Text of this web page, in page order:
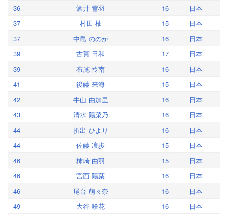
36
酒井 雪羽 16
日本
37
村田 柚 15
日本
37
中島 ののか 16
日本
39
古賀 日和 17
日本
39
布施 怜南 16
日本
41
後藤 来海 15
日本
42
牛山 由加里 16
日本
43
清水 陽菜乃 16
日本
44
折出 ひより 16
日本
44
佐藤 凜歩 15
日本
46
柿崎 由羽 15
日本
46
宮西 陽葉 16
日本
46
尾台 萌々奈 16
日本
49
大谷 咲花 16 日本